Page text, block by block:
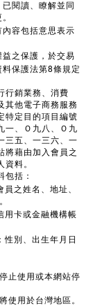
閱讀、瞭解並同
容包括意思表示
之保護，於交易
保護法第8條規定
行銷業務、消費
其他電子商務服務
特定目的項目編號
一、Ｏ九八、Ｏ九
三五、一三六、一
將藉由加入會員之
料。
包括：
之姓名、地址、
用卡或金融機構帳
性別、出生年月日
止使用或本網站停
使用於台灣地區。